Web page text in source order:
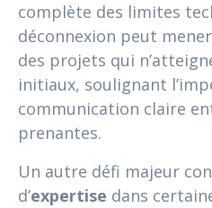
complète des limites
déconnexion peut
des projets qui
initiaux, soulignant
communication claire
prenantes.
Un autre défi majeur
d’expertise dans